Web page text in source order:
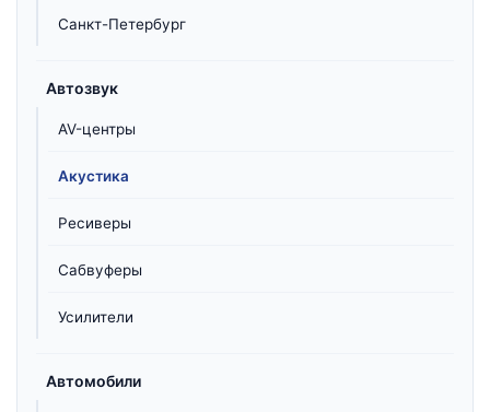
Санкт-Петербург
Автозвук
AV-центры
Акустика
Ресиверы
Сабвуферы
Усилители
Автомобили